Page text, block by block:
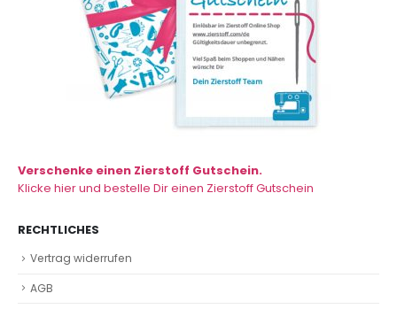
Verschenke einen Zierstoff Gutschein.
Klicke hier und bestelle Dir einen Zierstoff Gutschein
RECHTLICHES
Vertrag widerrufen
AGB